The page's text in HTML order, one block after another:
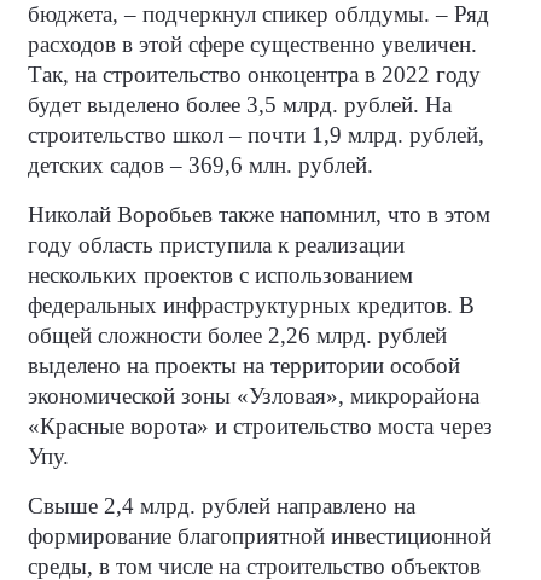
бюджета, – подчеркнул спикер облдумы. – Ряд
расходов в этой сфере существенно увеличен.
Так, на строительство онкоцентра в 2022 году
будет выделено более 3,5 млрд. рублей. На
строительство школ – почти 1,9 млрд. рублей,
детских садов – 369,6 млн. рублей.
Николай Воробьев также напомнил, что в этом
году область приступила к реализации
нескольких проектов с использованием
федеральных инфраструктурных кредитов. В
общей сложности более 2,26 млрд. рублей
выделено на проекты на территории особой
экономической зоны «Узловая», микрорайона
«Красные ворота» и строительство моста через
Упу.
Свыше 2,4 млрд. рублей направлено на
формирование благоприятной инвестиционной
среды, в том числе на строительство объектов